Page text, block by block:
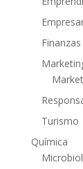
Finanzas
Turismo
Química